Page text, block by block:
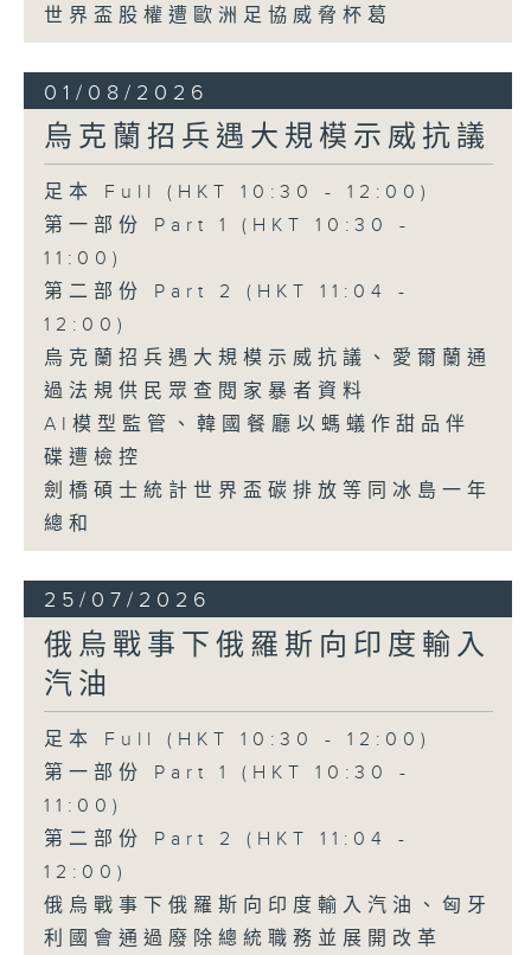
世界盃股權遭歐洲足協威脅杯葛
01/08/2026
烏克蘭招兵遇大規模示威抗議
足本 Full (HKT 10:30 - 12:00)
第一部份 Part 1 (HKT 10:30 -
11:00)
第二部份 Part 2 (HKT 11:04 -
12:00)
烏克蘭招兵遇大規模示威抗議、愛爾蘭通
過法規供民眾查閱家暴者資料
AI模型監管、韓國餐廳以螞蟻作甜品伴
碟遭檢控
劍橋碩士統計世界盃碳排放等同冰島一年
總和
25/07/2026
俄烏戰事下俄羅斯向印度輸入
汽油
足本 Full (HKT 10:30 - 12:00)
第一部份 Part 1 (HKT 10:30 -
11:00)
第二部份 Part 2 (HKT 11:04 -
12:00)
俄烏戰事下俄羅斯向印度輸入汽油、匈牙
利國會通過廢除總統職務並展開改革